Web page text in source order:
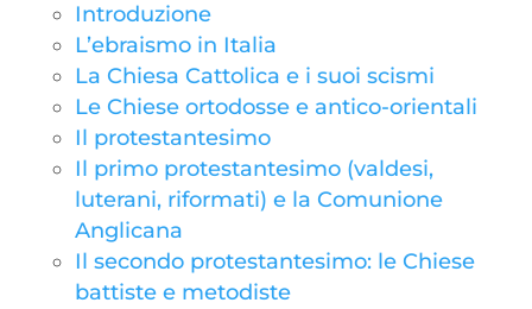
Introduzione
L’ebraismo in Italia
La Chiesa Cattolica e i suoi scismi
Le Chiese ortodosse e antico-orientali
Il protestantesimo
Il primo protestantesimo (valdesi,
luterani, riformati) e la Comunione
Anglicana
Il secondo protestantesimo: le Chiese
battiste e metodiste